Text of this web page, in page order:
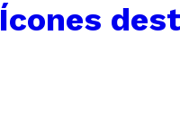
Ícones